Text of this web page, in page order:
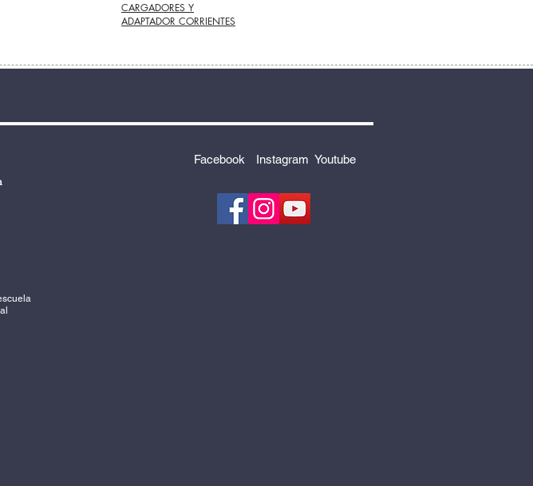
CARGADORES Y
ADAPTADOR CORRIENTES
Facebook Instagram Youtube